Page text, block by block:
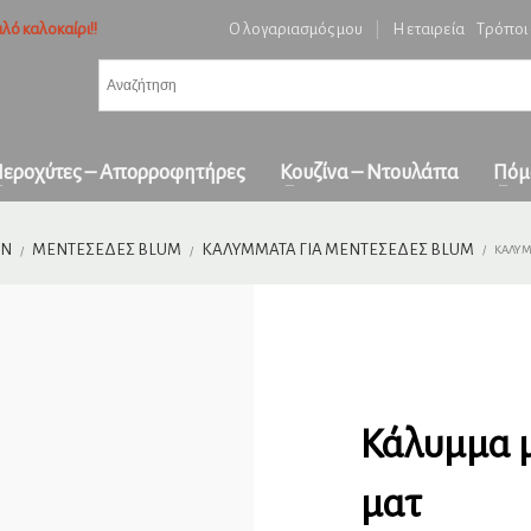
ειδών και επιβεβαίωση παραγγελίας.
όλη την Ελλάδα
επικοινωνήστε μαζί μας στοorders1georgakakis@gmail.com | Τώρα
καλοκαίρι!! Ο λογαριασμός μου Η εταιρεία
– Απορροφητήρες Κουζίνα – Ντουλάπα
ΜΕΝΤΕΣΈΔΕΣ BLUM ΚΑΛΎΜΜΑΤΑ ΓΙΑ ΜΕΝΤΕΣΈΔΕΣ BLUM
Κάλυμμα
ματ